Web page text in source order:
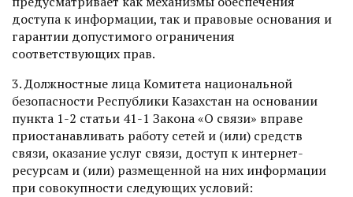
доступа к информации, так и правовые основания и
гарантии допустимого ограничения
соответствующих прав.
3. Должностные лица Комитета национальной
безопасности Республики Казахстан на основании
пункта 1-2 статьи 41-1 Закона «О связи» вправе
приостанавливать работу сетей и (или) средств
связи, оказание услуг связи, доступ к интернет-
ресурсам и (или) размещенной на них информации
при совокупности следующих условий: